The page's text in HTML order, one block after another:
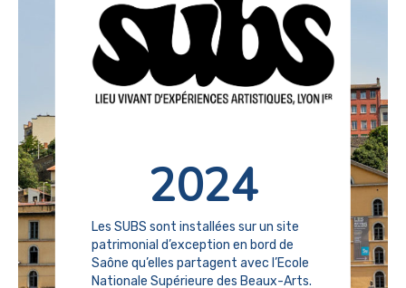
2024
Les SUBS sont installées sur un site
patrimonial d’exception en bord de
Saône qu’elles partagent avec l’Ecole
Nationale Supérieure des Beaux-Arts.